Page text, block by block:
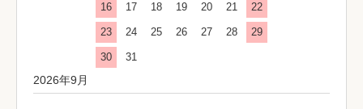
16 17 18 19 20 21 22
23 24 25 26 27 28 29
30 31
2026年9月